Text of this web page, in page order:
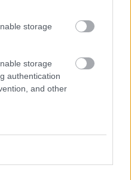
storage
storage
authentication
and other